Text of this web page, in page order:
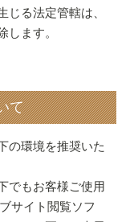
じる法定管轄は、
します。
て
の環境を推奨いた
でもお客様ご使用
サイト閲覧ソフ